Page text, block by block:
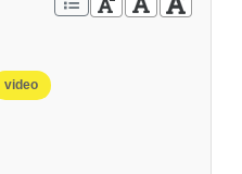
video